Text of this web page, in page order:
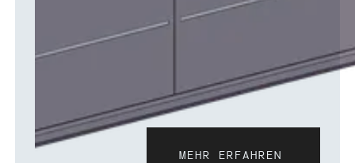
MEHR ERFAHREN